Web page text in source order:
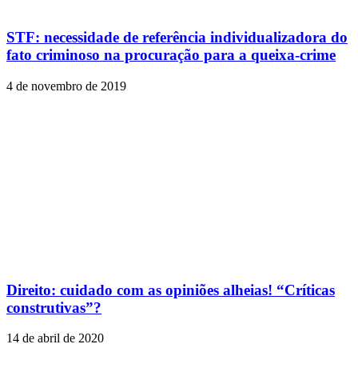
STF: necessidade de referência individualizadora do
fato criminoso na procuração para a queixa-crime
4 de novembro de 2019
Direito: cuidado com as opiniões alheias! “Críticas
construtivas”?
14 de abril de 2020